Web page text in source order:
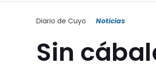
Diario de Cuyo Noticias
Sin